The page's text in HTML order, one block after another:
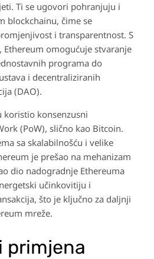
Ti se ugovori pohranjuju i
blockchainu, čime se
i transparentnost. S
omogućuje stvaranje
programa do
i decentraliziranih
(DAO).
koristio konsenzusni
(PoW), slično kao Bitcoin.
sa skalabilnošću i velike
je prešao na mehanizam
dio nadogradnje Ethereuma
učinkovitiju i
što je ključno za daljnji
mreže.
primjena